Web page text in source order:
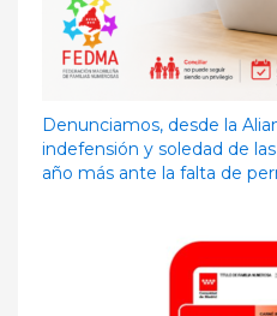
Denunciamos, desde la
indefensión y soledad de
año más ante la falta de